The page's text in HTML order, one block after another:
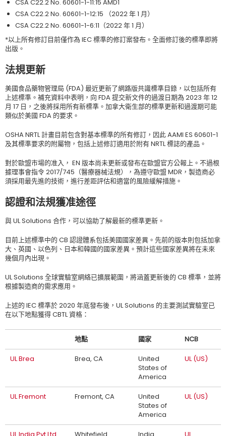
CSA C22.2 No. 60601-1-11:15 AMD1
CSA C22.2 No. 60601-1-12:15 （2022年1 月）
CSA C22.2 No. 60601-1-6:11（2022年1 月）
*以上所有修訂目前僅作為 IEC標準的修訂案發布。全面修訂後的標準即將
出版。
法規更新
美國食品藥物管理局 (FDA) 最近更新了網路版共識標準目錄，以包括所有
上述標準。補充資料中表明，向 FDA提交新文件的過渡日期為 2023 年12
月 17 日，之後將採用所有新標準。加拿大衛生部的標準更新和過渡期可能
類似於美國 FDA 的要求。
OSHA NRTL計畫目前包含對基本標準的所有修訂，因此AAMI ES 60601-1
及其標準要求的附屬物，包括上述修訂適用於附有NRTL標誌的產品。
對於歐盟市場的准入， EN 版本尚未更新或發布在歐盟官方公報上。不過根
據理事會指令2017/745 （醫療器械法規），為遵守歐盟 MDR ，製造商必
須採用最先進的技術，進行差距評估和適當的風險緩解措施。
認證和法規獲准途徑
與UL Solutions 合作，可以協助了解最新的標準更新 。
目前上述標準中的 CB 認證體系包括美國國家差異。先前的版本則包括加拿
大、英國、以色列、日本和韓國的國家差異。預計這些國家差異將在未來
幾個月內出現。
UL Solutions 全球實驗室網絡已擴展範圍，將涵蓋更新後的 CB 標準，並將
根據製造商的需求應用。
上述的 IEC標準於2020 年底發布後， UL Solutions 的主要測試實驗室已
在以下地點獲得CBTL資格：
地點 國家 NCB
UL Brea Brea, CA
United
States of
America
UL (US)
UL Fremont Fremont, CA
United
States of
America
UL (US)